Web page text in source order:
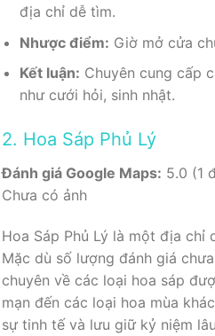
địa chỉ dễ tìm.
Nhược điểm: Giờ mở cửa
Kết luận: Chuyên cung cấp
như cưới hỏi, sinh nhật.
2. Hoa Sáp Phủ Lý
Đánh giá Google Maps: 5.0 (1
Chưa có ảnh
Hoa Sáp Phủ Lý là một địa chỉ
Mặc dù số lượng đánh giá
chuyên về các loại hoa sáp
mạn đến các loại hoa mùa
sự tinh tế và lưu giữ kỷ niệm